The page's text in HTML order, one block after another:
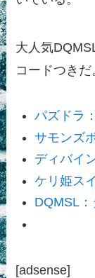
大人気
コードつきだ
パズドラ
サモンズ
ディバイ
ケリ姫ス
DQMSL
[adsense]